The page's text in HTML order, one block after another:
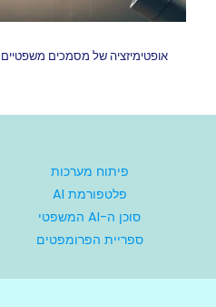
אופטימיזציה של מסמכים
פיתוח מערכות
פלטפורמת AI
סוכן ה-AI המשפטי
ספריית הפרומפטים